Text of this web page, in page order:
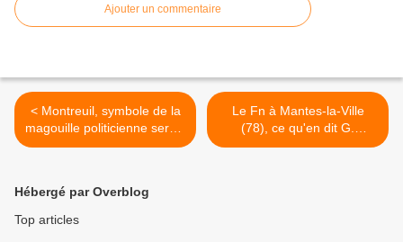
Ajouter un commentaire
< Montreuil, symbole de la
magouille politicienne servie
par le PCF
Le Fn à Mantes-la-Ville
(78), ce qu'en dit G.
Dubant, ancien journaliste
Hébergé par Overblog
Top articles